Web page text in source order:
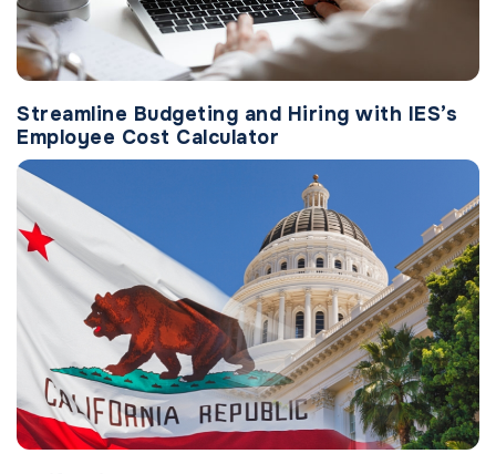
Streamline Budgeting and Hiring with IES’s
Employee Cost Calculator